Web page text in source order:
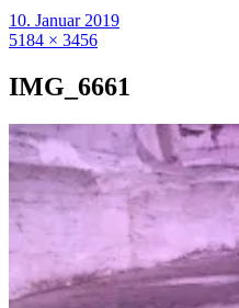
10. Januar 2019
5184 × 3456
IMG_6661